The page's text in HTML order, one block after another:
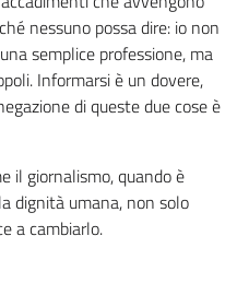
nessuno possa dire: io non
semplice professione, ma
Informarsi è un dovere,
di queste due cose è
il giornalismo, quando è
dignità umana, non solo
a cambiarlo.